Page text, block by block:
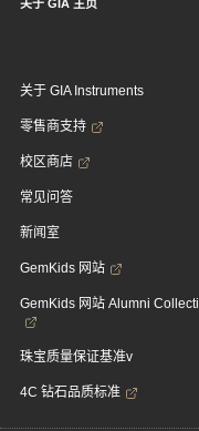
关于 GIA 主页
关于 GIA Instruments
零售商支持
校区商店
常见问答
新闻室
GemKids 网站
GemKids 网站 Alumni
珠宝质量保证基准v
4C 钻石品质标准